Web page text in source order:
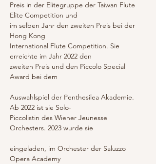
Preis in der Elitegruppe der Taiwan Flute
Elite Competition und
im selben Jahr den zweiten Preis bei der
Hong Kong
International Flute Competition. Sie
erreichte im Jahr 2022 den
zweiten Preis und den Piccolo Special
Award bei dem
Auswahlspiel der Penthesilea Akademie.
Ab 2022 ist sie Solo-
Piccolistin des Wiener Jeunesse
Orchesters. 2023 wurde sie
eingeladen, im Orchester der Saluzzo
Opera Academy